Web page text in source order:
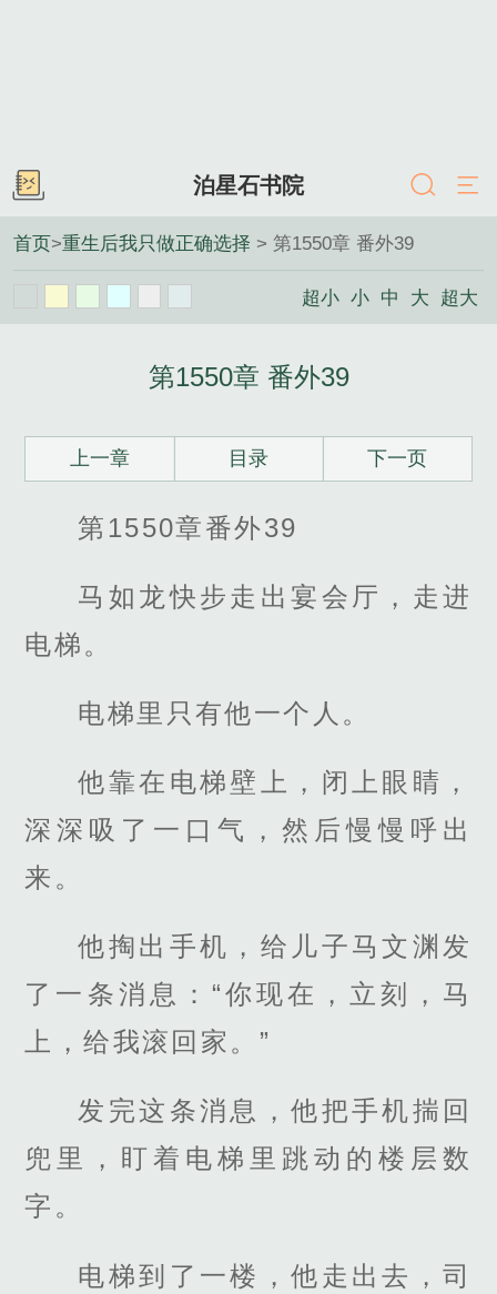
泊星石书院
首页>重生后我只做正确选择 > 第1550章 番外39
超小 小 中 大 超大
第1550章 番外39
上一章 目录 下一页
第1550章番外39
马如龙快步走出宴会厅，走进
电梯。
电梯里只有他一个人。
他靠在电梯壁上，闭上眼睛，
深深吸了一口气，然后慢慢呼出
来。
他掏出手机，给儿子马文渊发
了一条消息：“你现在，立刻，马
上，给我滚回家。”
发完这条消息，他把手机揣回
兜里，盯着电梯里跳动的楼层数
字。
电梯到了一楼，他走出去，司